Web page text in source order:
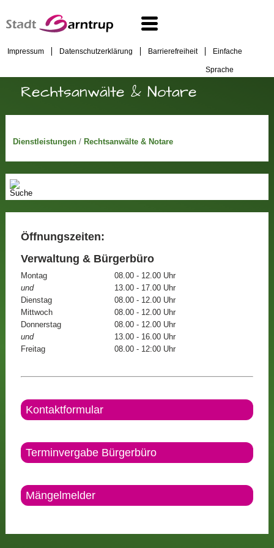
Impressum Datenschutzerklärung Barrierefreiheit Einfache
Sprache
Rechtsanwälte & Notare
Dienstleistungen/ Rechtsanwälte & Notare
Öffnungszeiten:
Verwaltung & Bürgerbüro
Montag
08.00 - 12.00 Uhr
und
13.00 - 17.00 Uhr
Dienstag
08.00 - 12.00 Uhr
Mittwoch
08.00 - 12.00 Uhr
Donnerstag
08.00 - 12.00 Uhr
und
13.00 - 16.00 Uhr
Freitag
08.00 - 12:00 Uhr
Kontaktformular
Terminvergabe Bürgerbüro
Mängelmelder